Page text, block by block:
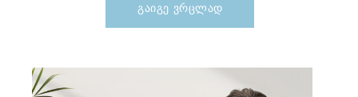
ᲒᲐᲘᲒᲔ ᲕᲠᲪᲚᲐᲓ